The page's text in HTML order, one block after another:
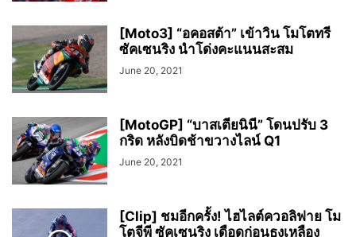
[Moto3] “อคอสต้า” เข้าวิน โมโตทรี
ซัคเซนริง นำโด่งคะแนนสะสม
June 20, 2021
[MotoGP] “บาสเตียนินี” โดนปรับ 3
กริด หลังบิดช้าขวางไลน์ Q1
June 20, 2021
[Clip] ชมอีกครั้ง! ไฮไลต์ควอลิฟาย โม
โตจีพี ซัคเซนริง เดือดก่อนธงเหลือง